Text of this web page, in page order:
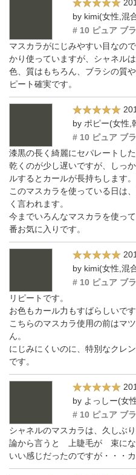
by kimi(女性,混
# 10 ピュア ブ
マスカラがにじみやすい目なの
かり使っていますが、シャネル
色、質はもちろん、ブラシの質
ピート確実です。
by ポピー(女性,
# 10 ピュア ブ
漆黒の長く綺麗にセパレートした
乾くのが少し遅いですが、しっ
ルするとカールが長持ちします。
このマスカラを使っている日は
く言われます。
今までいろんなマスカラを使っ
番お気に入りです。
by kimi(女性,混
# 10 ピュア ブ
リピートです。
お色もカール力もすばらしいです
こちらのマスカラ使用の前はマ
ん。
にじみにくいのに、特別なクレ
です。
by よっしー(女
# 10 ピュア ブ
シャネルのマスカラは、久しぶ
論から言うと 上睫毛が 束に
いい感じだったのですが・・・